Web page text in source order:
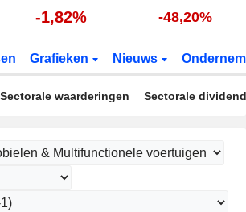
-1,82% -48,20%
Grafieken Nieuws
Sectorale waarderingen Sectorale